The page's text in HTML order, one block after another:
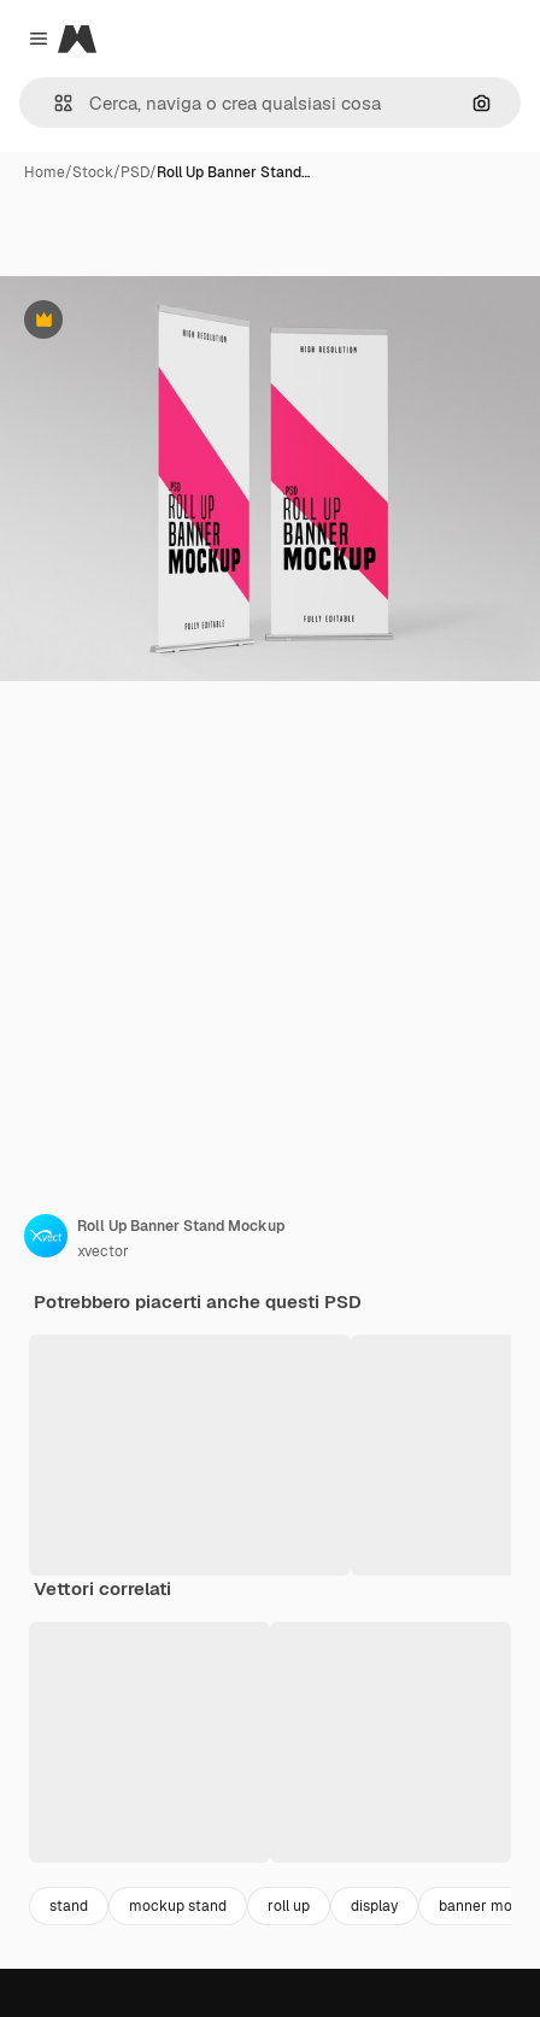
Close menu
Magnific
Cerca
Home/Stock/PSD/Roll Up Banner Stand…
Premium
Roll Up Banner Stand Mockup
xvector
Potrebbero piacerti anche questi PSD
Vettori correlati
stand mockup stand roll up display banner